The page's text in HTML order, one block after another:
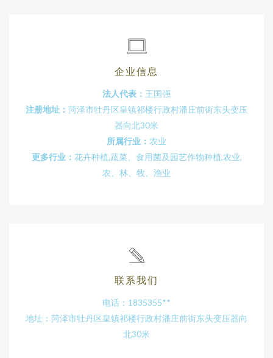
企业信息
法人代表： 王国强
注册地址： 菏泽市牡丹区皇镇祁楼行政村潘庄前街东头变压
器向北30米
所属行业： 农业
更多行业： 花卉种植,蔬菜、食用菌及园艺作物种植,农业,
农、林、牧、渔业
联系我们
电话：1835355**
地址：菏泽市牡丹区皇镇祁楼行政村潘庄前街东头变压器向
北30米